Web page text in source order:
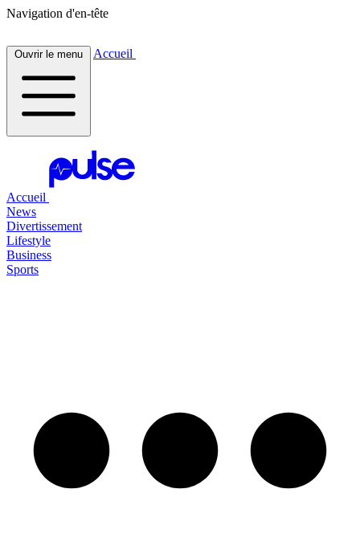
Navigation d'en-tête
Ouvrir le menu Accueil
Accueil
News
Divertissement
Lifestyle
Business
Sports